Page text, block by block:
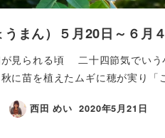
まん）５月20日～６月
見られる頃 二十四節気でいう
に苗を植えたムギに穂が実り
西田 めい 2020年5月21日